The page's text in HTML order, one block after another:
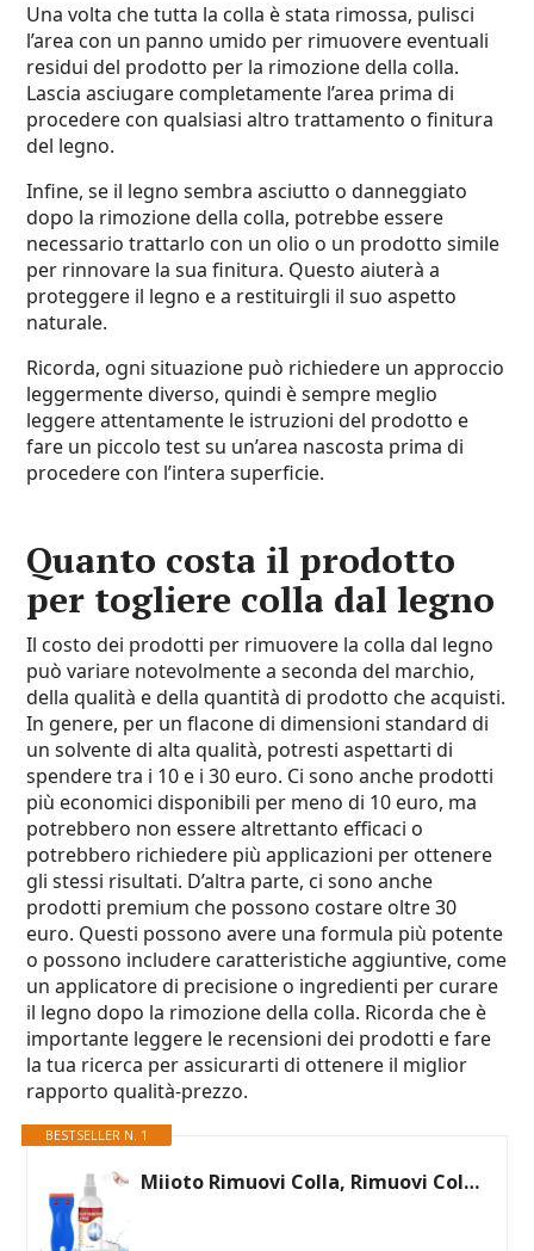
Una volta che tutta la colla è stata rimossa, pulisci
l’area con un panno umido per rimuovere eventuali
residui del prodotto per la rimozione della colla.
Lascia asciugare completamente l’area prima di
procedere con qualsiasi altro trattamento o finitura
del legno.
Infine, se il legno sembra asciutto o danneggiato
dopo la rimozione della colla, potrebbe essere
necessario trattarlo con un olio o un prodotto simile
per rinnovare la sua finitura. Questo aiuterà a
proteggere il legno e a restituirgli il suo aspetto
naturale.
Ricorda, ogni situazione può richiedere un approccio
leggermente diverso, quindi è sempre meglio
leggere attentamente le istruzioni del prodotto e
fare un piccolo test su un’area nascosta prima di
procedere con l’intera superficie.
Quanto costa il prodotto
per togliere colla dal legno
Il costo dei prodotti per rimuovere la colla dal legno
può variare notevolmente a seconda del marchio,
della qualità e della quantità di prodotto che acquisti.
In genere, per un flacone di dimensioni standard di
un solvente di alta qualità, potresti aspettarti di
spendere tra i 10 e i 30 euro. Ci sono anche prodotti
più economici disponibili per meno di 10 euro, ma
potrebbero non essere altrettanto efficaci o
potrebbero richiedere più applicazioni per ottenere
gli stessi risultati. D’altra parte, ci sono anche
prodotti premium che possono costare oltre 30
euro. Questi possono avere una formula più potente
o possono includere caratteristiche aggiuntive, come
un applicatore di precisione o ingredienti per curare
il legno dopo la rimozione della colla. Ricorda che è
importante leggere le recensioni dei prodotti e fare
la tua ricerca per assicurarti di ottenere il miglior
rapporto qualità-prezzo.
BESTSELLER N. 1
Miioto Rimuovi Colla, Rimuovi Colla Adesivi, Rimuovi Silicone con Raschietto Silicone, Rimuove Rapidamente Etichette Ostinate Residui di Colla da Tutte le Superfici, 100ml